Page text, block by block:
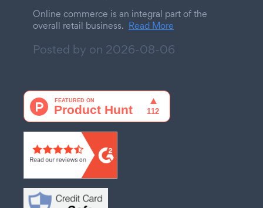
Online commerce is an integral part of the
overall retail business. Read More
Posted by on 2026-08-06